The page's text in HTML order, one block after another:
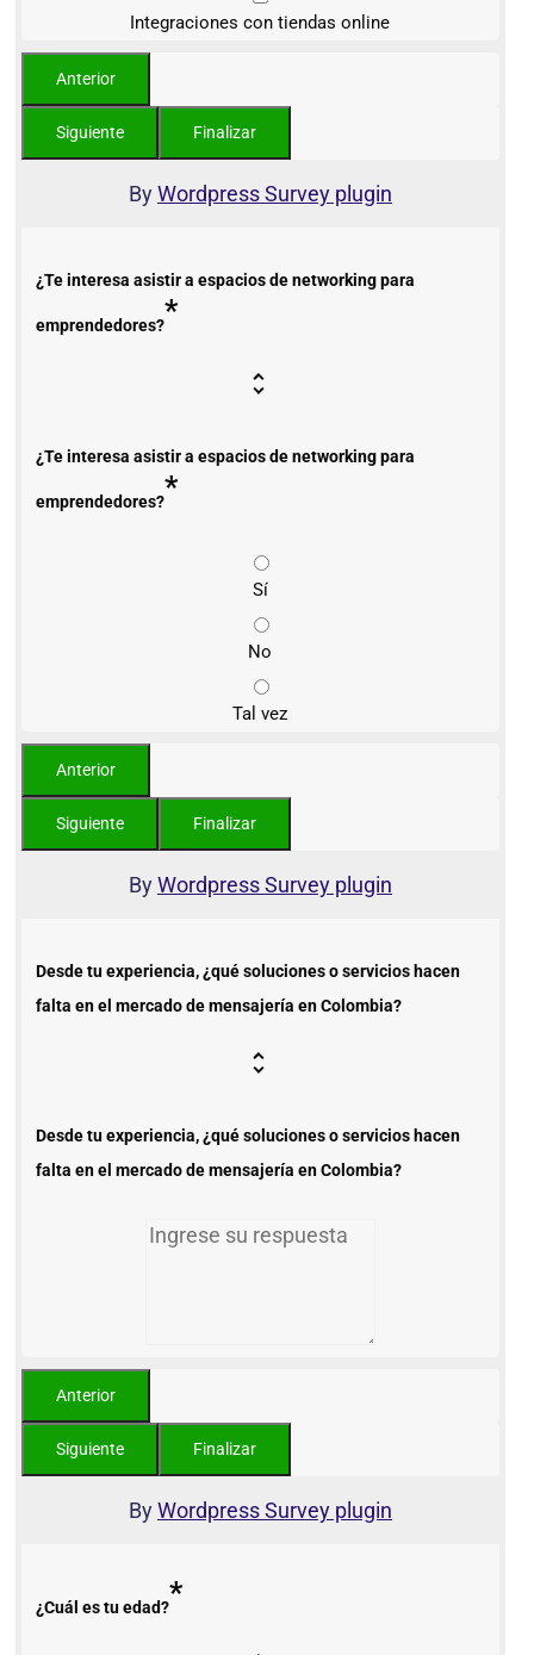
Integraciones con tiendas online
ByWordpress Survey plugin
¿Te interesa asistir a espacios de networking para
emprendedores?*
¿Te interesa asistir a espacios de networking para
emprendedores?*
Sí
No
Tal vez
ByWordpress Survey plugin
Desde tu experiencia, ¿qué soluciones o servicios hacen
falta en el mercado de mensajería en Colombia?
Desde tu experiencia, ¿qué soluciones o servicios hacen
falta en el mercado de mensajería en Colombia?
ByWordpress Survey plugin
¿Cuál es tu edad?*